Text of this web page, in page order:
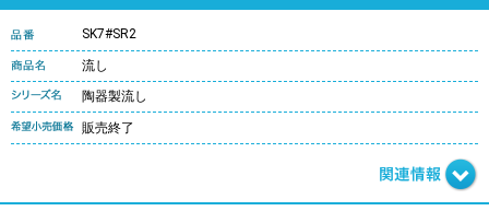
SK7#SR2
流し
陶器製流し
販売終了